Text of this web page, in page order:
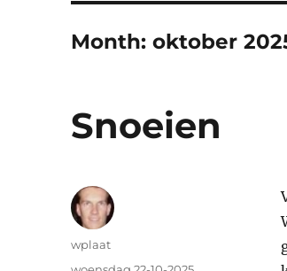
Month:oktober
Snoeien
Auteur
wplaat